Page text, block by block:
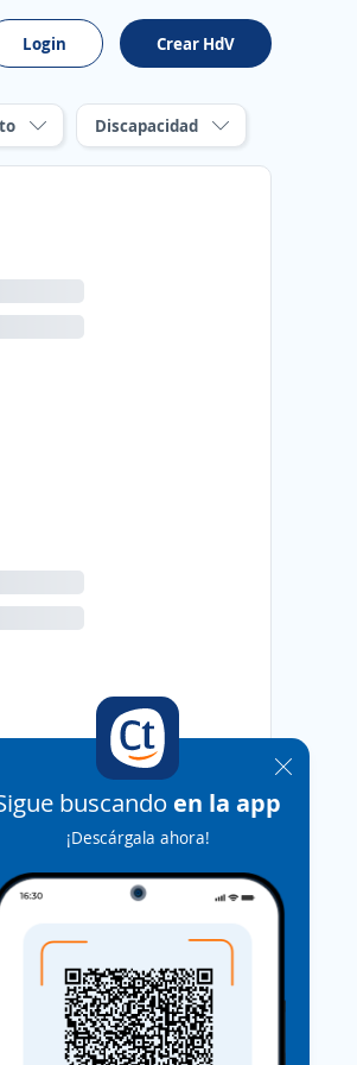
Login Crear HdV
Discapacidad
buscando en la app
¡Descárgala ahora!